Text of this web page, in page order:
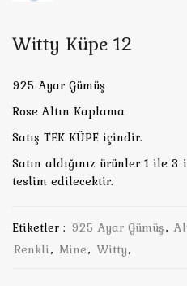
Witty Küpe 12
925 Ayar Gümüş
Rose Altın Kaplama
Satış TEK KÜPE içindir.
Satın aldığınız ürünler 1 ile
teslim edilecektir.
Etiketler : 925 Ayar Gümüş,
Renkli, Mine, Witty,